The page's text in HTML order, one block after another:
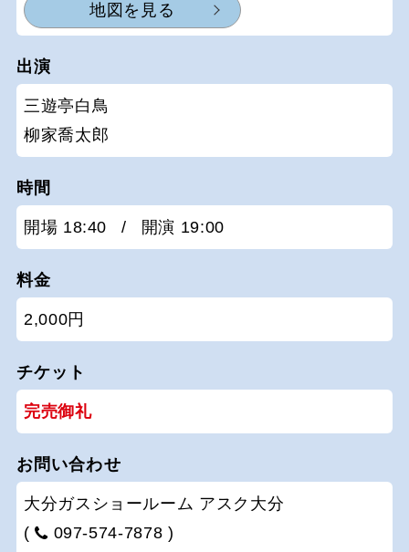
地図を見る
出演
三遊亭白鳥
柳家喬太郎
時間
開場 18:40 / 開演 19:00
料金
2,000円
チケット
完売御礼
お問い合わせ
大分ガスショールーム アスク大分
(
097-574-7878 )